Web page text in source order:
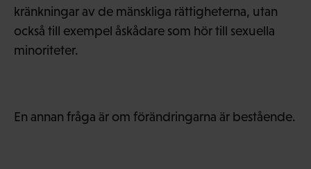
kränkningar av de mänskliga rättigheterna, utan
också till exempel åskådare som hör till sexuella
minoriteter.
En annan fråga är om förändringarna är bestående.